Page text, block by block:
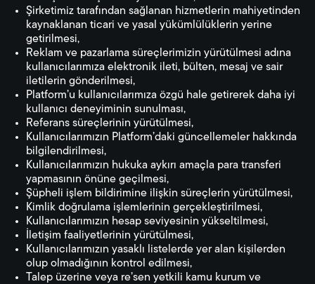
Şirketimiz tarafından sağlanan hizmetlerin mahiyetinden
kaynaklanan ticari ve yasal yükümlülüklerin yerine
getirilmesi,
Reklam ve pazarlama süreçlerimizin yürütülmesi adına
kullanıcılarımıza elektronik ileti, bülten, mesaj ve sair
iletilerin gönderilmesi,
Platform’u kullanıcılarımıza özgü hale getirerek daha iyi
kullanıcı deneyiminin sunulması,
Referans süreçlerinin yürütülmesi,
Kullanıcılarımızın Platform’daki güncellemeler hakkında
bilgilendirilmesi,
Kullanıcılarımızın hukuka aykırı amaçla para transferi
yapmasının önüne geçilmesi,
Şüpheli işlem bildirimine ilişkin süreçlerin yürütülmesi,
Kimlik doğrulama işlemlerinin gerçekleştirilmesi,
Kullanıcılarımızın hesap seviyesinin yükseltilmesi,
İletişim faaliyetlerinin yürütülmesi,
Kullanıcılarımızın yasaklı listelerde yer alan kişilerden
olup olmadığının kontrol edilmesi,
Talep üzerine veya re’sen yetkili kamu kurum ve